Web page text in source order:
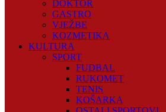
DOKTOR
GASTRO
VJEŽBE
KOZMETIKA
KULTURA
SPORT
FUDBAL
RUKOMET
TENIS
KOŠARKA